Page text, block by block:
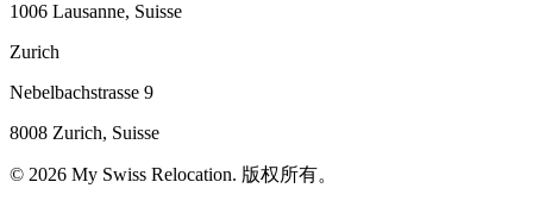
1006 Lausanne, Suisse
Zurich
Nebelbachstrasse 9
8008 Zurich, Suisse
© 2026 My Swiss Relocation. 版权所有。